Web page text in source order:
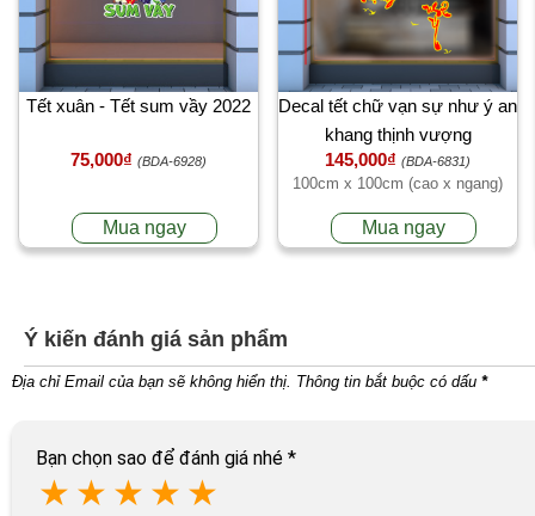
Tết xuân - Tết sum vầy 2022
75,000₫ (BDA-6928)
Mua ngay
Decal tết chữ vạn sự như ý an
khang thịnh vượng
145,000₫ (BDA-6831)
100cm x 100cm (cao x ngang)
Mua ngay
Ý kiến đánh giá sản phẩm
Địa chỉ Email của bạn sẽ không hiển thị. Thông tin bắt buộc có dấu *
Bạn chọn sao để đánh giá nhé *
★ ★ ★ ★ ★